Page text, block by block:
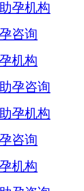
孕机构
咨询
机构
孕咨询
孕机构
咨询
机构